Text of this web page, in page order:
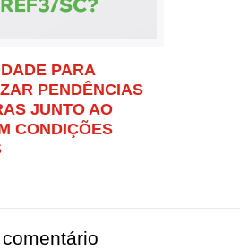
PARA
PENDÊNCIAS
JUNTO AO
CONDIÇÕES